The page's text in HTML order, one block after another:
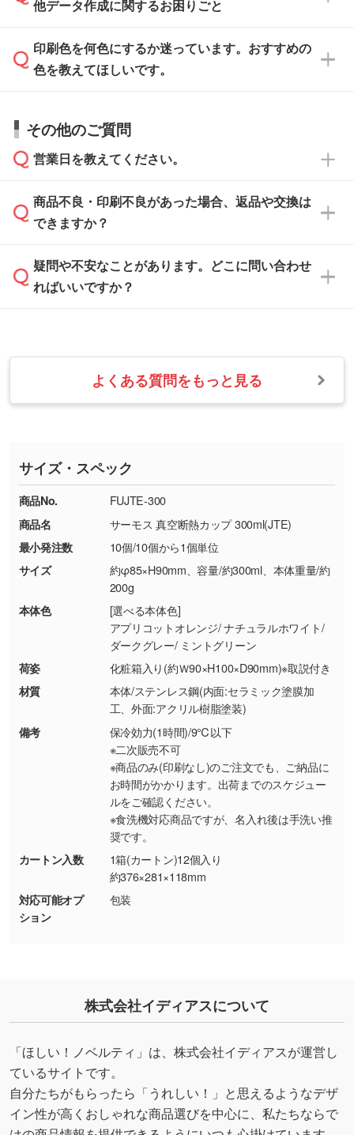
刷に進みますので、ご安心ください。
IllustratorやPhotoshopで開いてご利用いただけ
方」をご確認ください。
タッフが事前に確認いたします。
ムへ添付いただくか、担当スタッフ宛にメール
でお送りください。
い合わせください。
なお、印刷用データの作り方に関する詳細は、
他データ作成に関するお困りごと
データ作成でお困りの際には、担当スタッフが
サポートいたしますのでお気軽にご相談くださ
から添付してお送りください。
しい
解像度の低い画像や、手書きのイラスト、写真
などを、印刷に適したベクターデータに変換し
・フルカラーデータを1色に変換してほしい
・1色印刷でグラデーションや濃淡を表現した
い
す。→詳しく見る
・コーポレートカラーを使って印刷したい／印
刷色にこだわりがある
DIC・PANTONEなどのカラーチップの指定や、
現物支給による色指定も承っております。→詳
・背景がある画像からキャラクター部分だけを
使いたいです
シンプルな背景のデータや、使いたいキャラク
ター部分の輪郭がはっきりしているデータは切
り抜き処理が可能です。→詳しく見る
・持っているデータの背景が足りない／塗り足
しの作り方が分からない
印刷したいデータが印刷範囲よりも小さい場
合、シンプルな色・柄の背景であれば拡張が可
詳しく見る
・デザインにQRコードを入れたい／QRコード
を生成してほしい
URLをご指定いただければ、QRコードを生成
いたします。配置のご相談にも応じています。
印刷色を何色にするか迷っています。おすすめの
色を教えてほしいです。
お見積・ご注文・
相談いただきますと、担当スタッフがお客様の
ご希望や商品の本体色を確認し、印刷色をご提
本体色がブラック、ネイビーなど濃色の場合は
白色か淡い色の印刷色をおすすめしておりま
本体色がナチュラルなど淡色の場合、印刷をく
っきりと目立たせたいときは濃い印刷色が、柔
らかい雰囲気にしたいときは淡い印刷色が映え
また、お選びいただいた印刷色が本体色に合わ
ない場合や仕上がりに影響しそうな場合は、ス
タッフから別の色をご案内することもございま
その他のご質問
営業日を教えてください。
営業日は平日の10:00～18:00で、土日祝日はお
休みとなります。注文・見積・お問い合わせ
速やかに対応いたします。
商品不良・印刷不良があった場合、返品や交換は
できますか？
お手数をお掛けいたしますが、至急担当スタッ
フまでご連絡ください。商品の状況を確認し、
・お届け時に商品が損傷・故障している場合
・ご注文と異なる商品が届いた場合
・印刷不良があった場合
※詳しくは「商品の良品基準について
ください。
【返品・交換ができない場合】
・お客様の元で商品を加工された場合、または
商品が破損した場合
・商品到着後7日以上経過している場合
・お客様のご都合による返品・交換依頼(商
品・色・数量などの注文間違い等)
疑問や不安なことがあります。どこに問い合わせ
ればいいですか？
業日以内に担当スタッフよりメールにてご連絡
いたします。
お急ぎの場合はお電話でのご質問も受け付けて
TEL：0422-29-9911 営業時間10:00～
18:00(土日祝日除く)
よくある質問をもっと見る
サイズ・スペック
商品No.
FUJTE-300
商品名
サーモス 真空断熱カップ 300ml(JTE)
最小発注数
10個/10個から1個単位
サイズ
約φ85×H90mm、容量/約300ml、本体重量/約
200g
本体色
[選べる本体色]
アプリコットオレンジ/ ナチュラルホワイト/
ダークグレー/ ミントグリーン
荷姿
化粧箱入り(約Ｗ90×H100×D90mm)※取説付き
材質
本体/ステンレス鋼(内面:セラミック塗膜加
工、外面:アクリル樹脂塗装)
備考
保冷効力(1時間)/9℃以下
※二次販売不可
※商品のみ(印刷なし)のご注文でも、ご納品に
お時間がかかります。出荷までのスケジュー
ルをご確認ください。
※食洗機対応商品ですが、名入れ後は手洗い推
奨です。
カートン入数
1箱(カートン)12個入り
約376×281×118mm
対応可能オプ
ション
包装
株式会社イディアスについて
「ほしい！ノベルティ」は、株式会社イディアスが運営し
ているサイトです。
自分たちがもらったら「うれしい！」と思えるようなデザ
イン性が高くおしゃれな商品選びを中心に、私たちならで